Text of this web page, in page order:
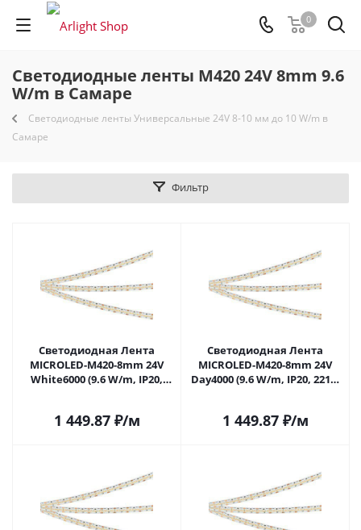
0
Светодиодные ленты M420 24V 8mm 9.6
W/m в Самаре
Светодиодные ленты Универсальные 24V 8-10 мм до 10 W/m в
Самаре
Фильтр
Светодиодная Лента
MICROLED-M420-8mm 24V
White6000 (9.6 W/m, IP20,
1 449.87₽/м
Светодиодная Лента
MICROLED-M420-8mm 24V
Day4000 (9.6 W/m, IP20, 2216,
1 449.87₽/м